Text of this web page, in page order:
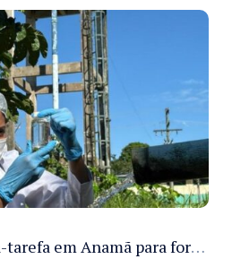
Cosama inicia força-tarefa em Anamã para fortalecer abastecimento de água e segurança hídrica da população